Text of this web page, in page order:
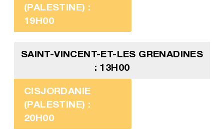
(PALESTINE) :
19H00
SAINT-VINCENT-ET-LES GRENADINES
: 13H00
CISJORDANIE
(PALESTINE) :
20H00